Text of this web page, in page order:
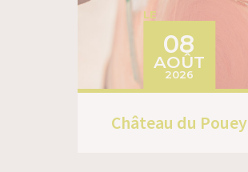
LE
08
AOÛT
2026
Château du Pouey